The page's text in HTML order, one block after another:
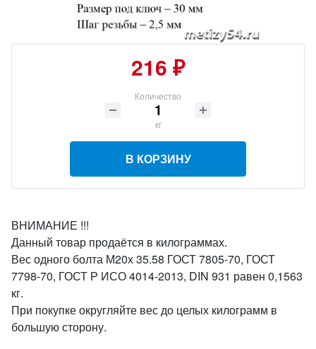
216 ₽
Количество
кг
В КОРЗИНУ
ВНИМАНИЕ !!!
Данный товар продаётся в килограммах.
Вес одного болта М20х 35.58 ГОСТ 7805-70, ГОСТ
7798-70, ГОСТ Р ИСО 4014-2013, DIN 931 равен 0,1563
кг.
При покупке округляйте вес до целых килограмм в
большую сторону.